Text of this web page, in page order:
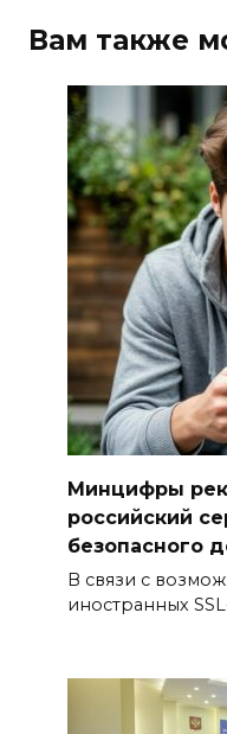
Юрий
донских
награды
06 августа
кирпичей
06 августа
Выставка
весям»
06 августа
Развитие
Андрей
в
Вам также
Минцифры
российский
безопасного
В связи с
иностранных